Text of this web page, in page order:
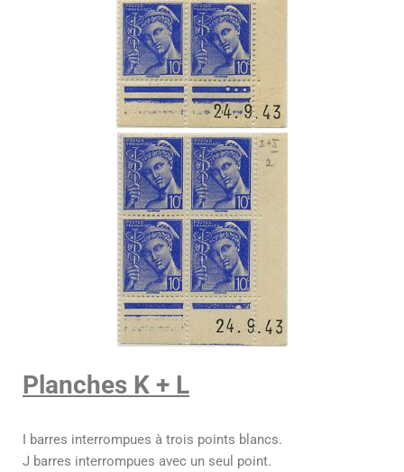
Planches K + L
I barres interrompues à trois points blancs.
J barres interrompues avec un seul point.